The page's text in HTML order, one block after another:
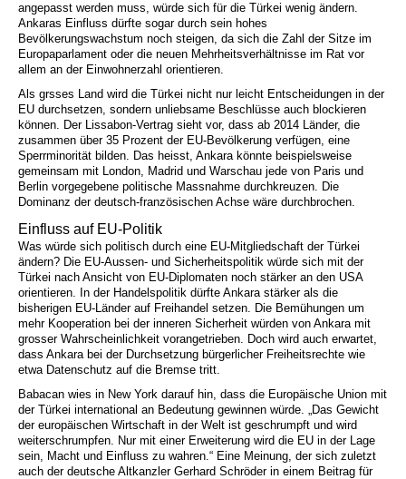
angepasst werden muss, würde sich für die Türkei wenig ändern.
Ankaras Einfluss dürfte sogar durch sein hohes
Bevölkerungswachstum noch steigen, da sich die Zahl der Sitze im
Europaparlament oder die neuen Mehrheitsverhältnisse im Rat vor
allem an der Einwohnerzahl orientieren.
Als grsses Land wird die Türkei nicht nur leicht Entscheidungen in der
EU durchsetzen, sondern unliebsame Beschlüsse auch blockieren
können. Der Lissabon-Vertrag sieht vor, dass ab 2014 Länder, die
zusammen über 35 Prozent der EU-Bevölkerung verfügen, eine
Sperrminorität bilden. Das heisst, Ankara könnte beispielsweise
gemeinsam mit London, Madrid und Warschau jede von Paris und
Berlin vorgegebene politische Massnahme durchkreuzen. Die
Dominanz der deutsch-französischen Achse wäre durchbrochen.
Einfluss auf EU-Politik
Was würde sich politisch durch eine EU-Mitgliedschaft der Türkei
ändern? Die EU-Aussen- und Sicherheitspolitik würde sich mit der
Türkei nach Ansicht von EU-Diplomaten noch stärker an den USA
orientieren. In der Handelspolitik dürfte Ankara stärker als die
bisherigen EU-Länder auf Freihandel setzen. Die Bemühungen um
mehr Kooperation bei der inneren Sicherheit würden von Ankara mit
grosser Wahrscheinlichkeit vorangetrieben. Doch wird auch erwartet,
dass Ankara bei der Durchsetzung bürgerlicher Freiheitsrechte wie
etwa Datenschutz auf die Bremse tritt.
Babacan wies in New York darauf hin, dass die Europäische Union mit
der Türkei international an Bedeutung gewinnen würde. „Das Gewicht
der europäischen Wirtschaft in der Welt ist geschrumpft und wird
weiterschrumpfen. Nur mit einer Erweiterung wird die EU in der Lage
sein, Macht und Einfluss zu wahren.“ Eine Meinung, der sich zuletzt
auch der deutsche Altkanzler Gerhard Schröder in einem Beitrag für